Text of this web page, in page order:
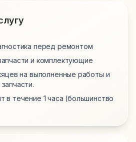
перед ремонтом
и комплектующие
на выполненные работы и
в течение 1 часа (большинство